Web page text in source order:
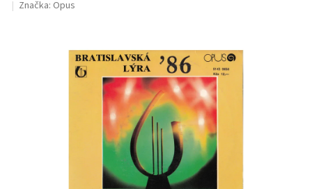
z
hviezdičiek.
Značka: Opus